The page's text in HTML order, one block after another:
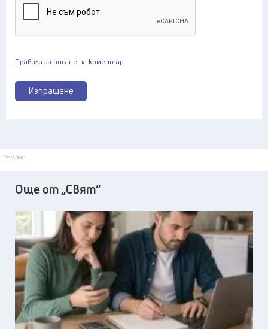
Изпращане
Правила за писане на коментар
Реклама
Още от „Свят“